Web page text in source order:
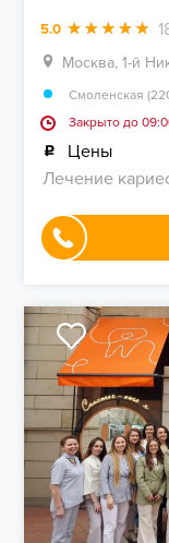
5.0
Москва, 1-й
Смоленская
Закрыто до
Цены
Лечение